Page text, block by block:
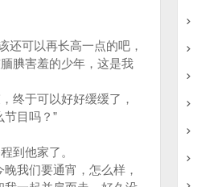
可以再长高一点的吧，
腆害羞的少年，这是我
终于可以好好缓缓了，
目吗？”
到他家了。
我们要通宵，怎么样，